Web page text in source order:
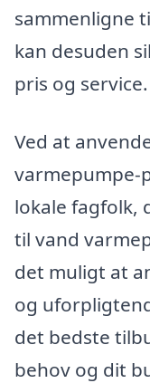
sammenligne
kan desuden
pris og service.
Ved at
varmepumpe-
lokale fagfolk,
til vand
det muligt at
og
det bedste
behov og dit